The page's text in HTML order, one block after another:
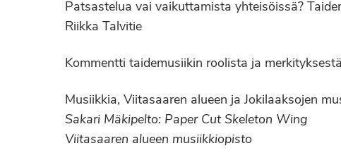
Patsastelua vai vaikuttamista yhteisöissä?
Riikka Talvitie
Kommentti taidemusiikin roolista ja
Musiikkia, Viitasaaren alueen ja Jokilaaksojen
Sakari Mäkipelto: Paper Cut Skeleton Wing
Viitasaaren alueen musiikkiopisto